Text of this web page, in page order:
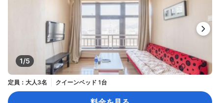
1/5
定員：大人3名 クイーンベッド 1台